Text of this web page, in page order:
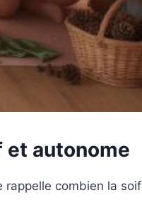
et autonome
rappelle combien la soif